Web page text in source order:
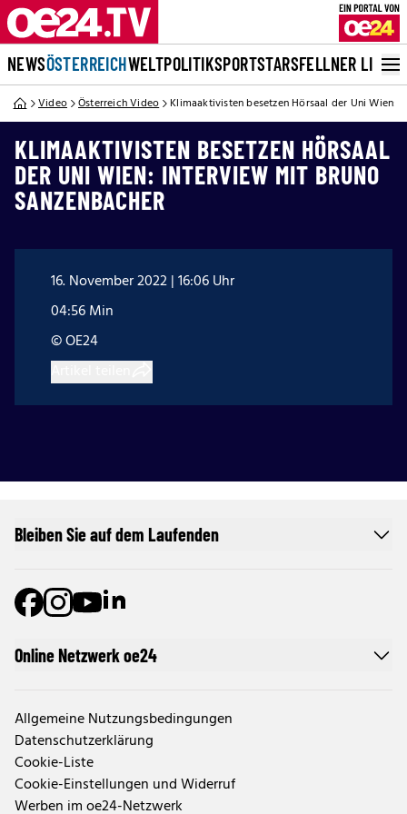
NEWSÖSTERREICHWELTPOLITIKSPORTSTARSFELLNER LIVE
Video Österreich Video Klimaaktivisten besetzen Hörsaal der Uni Wien:
KLIMAAKTIVISTEN BESETZEN HÖRSAAL
DER UNI WIEN: INTERVIEW MIT BRUNO
SANZENBACHER
16. November 2022 | 16:06 Uhr
04:56 Min
© OE24
Online Netzwerk oe24
Allgemeine Nutzungsbedingungen
Datenschutzerklärung
Cookie-Liste
Cookie-Einstellungen und Widerruf
Werben im oe24-Netzwerk
Bleiben Sie auf dem Laufenden